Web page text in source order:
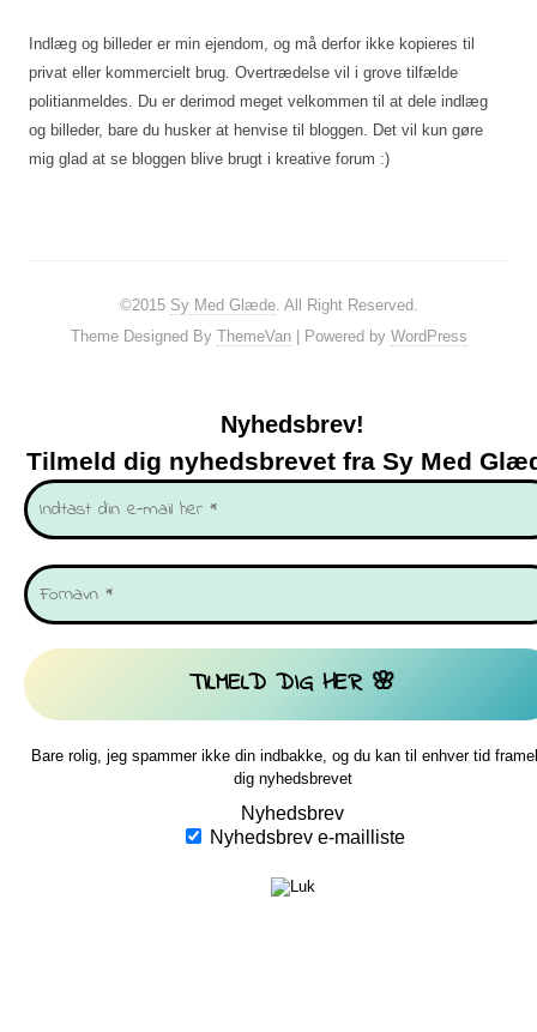
Indlæg og billeder er min ejendom, og må derfor ikke kopieres til
privat eller kommercielt brug. Overtrædelse vil i grove tilfælde
politianmeldes. Du er derimod meget velkommen til at dele indlæg
og billeder, bare du husker at henvise til bloggen. Det vil kun gøre
mig glad at se bloggen blive brugt i kreative forum :)
©2015 Sy Med Glæde. All Right Reserved.
Theme Designed By ThemeVan| Powered by WordPress
Nyhedsbrev!
Tilmeld dig nyhedsbrevet fra Sy Med
Bare rolig, jeg spammer ikke din indbakke, og du kan til enhver tid
dig nyhedsbrevet
Nyhedsbrev
Nyhedsbrev e-mailliste